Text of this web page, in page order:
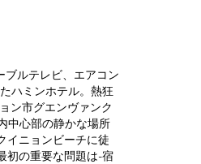
ブルテレビ、エアコン
ハミンホテル。熱狂
ン市グエンヴァンク
中心部の静かな場所
イニョンビーチに徒
初の重要な問題は-宿